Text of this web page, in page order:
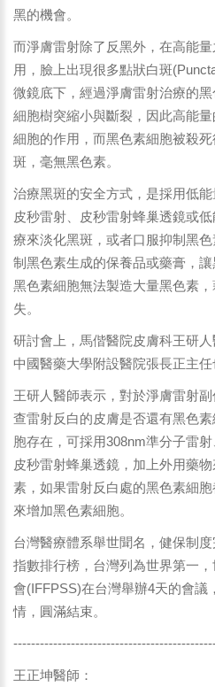
黑的機會。
而淨膚雷射除了反黑外，在高能
用，臉上出現很多點狀白斑
微鏡底下，經過淨膚雷射治療的
細胞樹突縮小與斷裂，因此高能
細胞的作用，而黑色素細胞被殺
斑，毫無黑色素。
治療黑斑的安全方式，是採用低
皮秒雷射、皮秒雷射蜂巢透鏡或
療來淡化黑斑，或者口服抑制黑
制黑色素生成的保養品或藥膏，
黑色素細胞無法製造大量黑色素
失。
研討會上，馬偕醫院皮膚科王研
中國醫藥大學附設醫院張長正主任
王研人醫師表示，對於淨膚雷射
查雷射反白的皮膚是否還有黑色
胞存在，可採用308nm準分子雷
皮秒雷射蜂巢透鏡，加上外用藥
素，如果雷射反白處的黑色素細
來增加黑色素細胞。
台灣醫療體系舉世聞名，健保制
指數排行榜，台灣列為世界第一
會(IFFPSS)在台灣舉辦4天的會議
情，圓滿結束。
王正坤醫師：